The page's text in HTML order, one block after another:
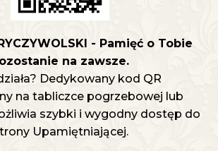
- Pamięć o Tobie
na zawsze.
Dedykowany kod QR
na tabliczce pogrzebowej lub
szybki i wygodny dostęp do
Upamiętniającej.